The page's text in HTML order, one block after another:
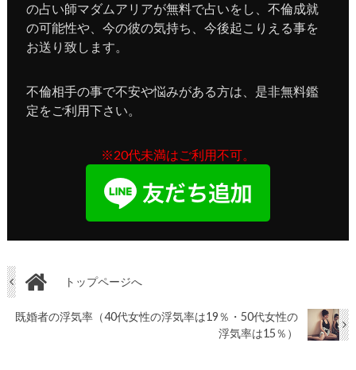
の占い師マダムアリアが無料で占いをし、不倫成就
の可能性や、今の彼の気持ち、今後起こりえる事を
お送り致します。
不倫相手の事で不安や悩みがある方は、是非無料鑑
定をご利用下さい。
※20代未満はご利用不可。
トップページへ
既婚者の浮気率（40代女性の浮気率は19％・50代女性の
浮気率は15％）